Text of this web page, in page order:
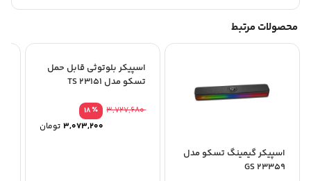
محصولات مرتبط
اسپیکر گیمینگ تسکو مدل
GS 23359
اسپیکر بلوتوثی قابل حمل
تسکو مدل TS 23151
٪18
3,727,680
تومان